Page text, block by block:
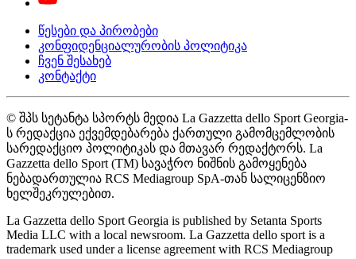
წესები და პირობები
კონფიდენციალურობის პოლიტიკა
ჩვენ შესახებ
კონტაქტი
© შპს სეტანტა სპორტს მედია La Gazzetta dello Sport Georgia-
ს რედაქცია ექვემდებარება ქართული გამომცემლობის
სარედაქციო პოლიტიკას და მთავარ რედაქტორს. La
Gazzetta dello Sport (TM) სავაჭრო ნიშნის გამოყენება
ნებადართულია RCS Mediagroup SpA-თან სალიცენზიო
ხელშეკრულებით.
La Gazzetta dello Sport Georgia is published by Setanta Sports
Media LLC with a local newsroom. La Gazzetta dello sport is a
trademark used under a license agreement with RCS Mediagroup